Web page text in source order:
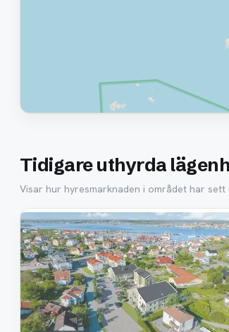
Tidigare uthyrda
Visar hur hyresmarknaden i området har
Borttagen